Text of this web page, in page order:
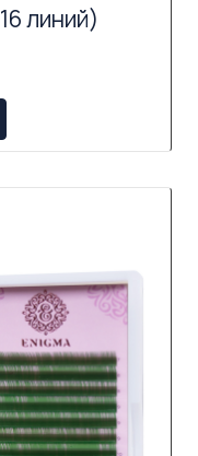
линий)